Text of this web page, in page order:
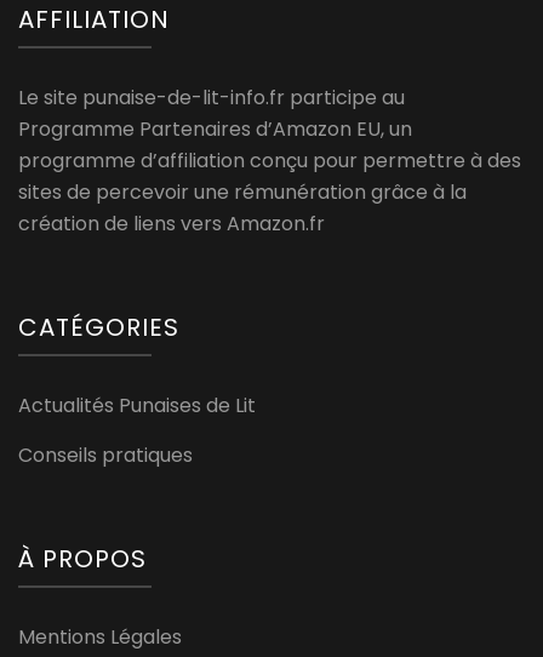
AFFILIATION
Le site punaise-de-lit-info.fr participe au
Programme Partenaires d’Amazon EU, un
programme d’affiliation conçu pour permettre à des
sites de percevoir une rémunération grâce à la
création de liens vers Amazon.fr
CATÉGORIES
Actualités Punaises de Lit
Conseils pratiques
À PROPOS
Mentions Légales